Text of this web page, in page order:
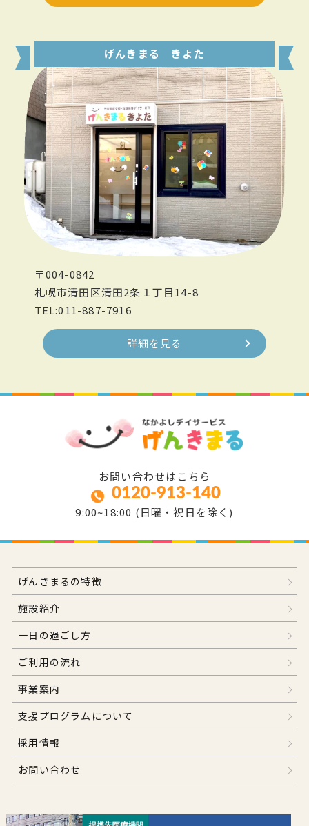
げんきまる きよた
〒004-0842
札幌市清田区清田2条１丁目14-8
TEL:011-887-7916
詳細を見る
お問い合わせはこちら
0120-913-140
9:00~18:00 (日曜・祝日を除く)
げんきまるの特徴
施設紹介
一日の過ごし方
ご利用の流れ
事業案内
支援プログラムについて
採用情報
お問い合わせ